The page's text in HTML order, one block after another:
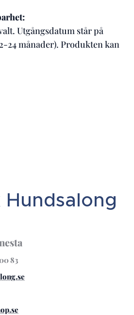
Utgångsdatum står på
24 månader). Produkten kan
Hundsalong
83